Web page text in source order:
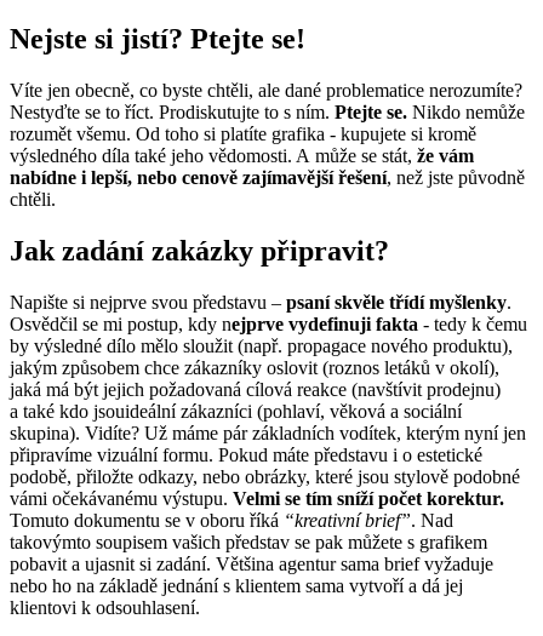
Nejste si jistí? Ptejte se!
Víte jen obecně, co byste chtěli, ale dané problematice nerozumíte?
Nestyďte se to říct. Prodiskutujte to s ním. Ptejte se. Nikdo nemůže
rozumět všemu. Od toho si platíte grafika - kupujete si kromě
výsledného díla také jeho vědomosti. A může se stát, že vám
nabídne i lepší, nebo cenově zajímavější řešení, než jste původně
chtěli.
Jak zadání zakázky připravit?
Napište si nejprve svou představu – psaní skvěle třídí myšlenky.
Osvědčil se mi postup, kdy nejprve vydefinuji fakta - tedy k čemu
by výsledné dílo mělo sloužit (např. propagace nového produktu),
jakým způsobem chce zákazníky oslovit (roznos letáků v okolí),
jaká má být jejich požadovaná cílová reakce (navštívit prodejnu)
a také kdo jsouideální zákazníci (pohlaví, věková a sociální
skupina). Vidíte? Už máme pár základních vodítek, kterým nyní jen
připravíme vizuální formu. Pokud máte představu i o estetické
podobě, přiložte odkazy, nebo obrázky, které jsou stylově podobné
vámi očekávanému výstupu. Velmi se tím sníží počet korektur.
Tomuto dokumentu se v oboru říká “kreativní brief”. Nad
takovýmto soupisem vašich představ se pak můžete s grafikem
pobavit a ujasnit si zadání. Většina agentur sama brief vyžaduje
nebo ho na základě jednání s klientem sama vytvoří a dá jej
klientovi k odsouhlasení.